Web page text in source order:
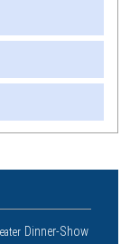
Dinner-Show